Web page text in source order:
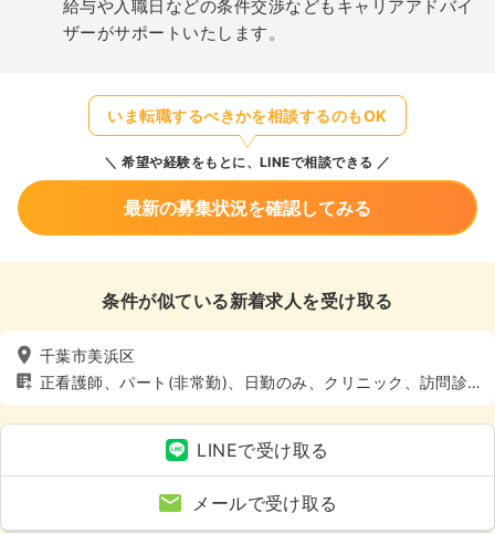
給与や入職日などの条件交渉などもキャリアアドバイ
ザーがサポートいたします。
いま転職するべきかを相談するのもOK
希望や経験をもとに、LINEで相談できる
最新の募集状況を確認してみる
条件が似ている新着求人を受け取る
千葉市美浜区
正看護師、パート(非常勤)、日勤のみ、クリニック、訪問診
療
LINEで受け取る
メールで受け取る